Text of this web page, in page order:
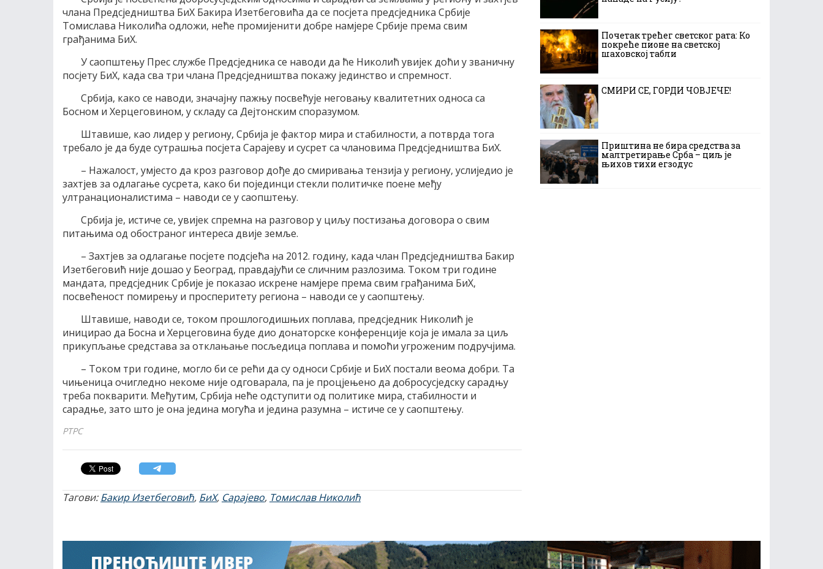
члана Предсједништва БиХ Бакира Изетбеговића да се посјета предсједника Србије
Томислава Николића одложи, неће промијенити добре намјере Србије према свим
грађанима БиХ.
У саопштењу Прес службе Предсједника се наводи да ће Николић увијек доћи у званичну
посјету БиХ, када сва три члана Предсједништва покажу јединство и спремност.
Србија, како се наводи, значајну пажњу посвећује неговању квалитетних односа са
Босном и Херцеговином, у складу са Дејтонским споразумом.
Штавише, као лидер у региону, Србија је фактор мира и стабилности, а потврда тога
требало је да буде сутрашња посјета Сарајеву и сусрет са члановима Предсједништва БиХ.
– Нажалост, умјесто да кроз разговор дође до смиривања тензија у региону, услиједио је
захтјев за одлагање сусрета, како би појединци стекли политичке поене међу
ултранационалистима – наводи се у саопштењу.
Србија је, истиче се, увијек спремна на разговор у циљу постизања договора о свим
питањима од обостраног интереса двије земље.
– Захтјев за одлагање посјете подсјећа на 2012. годину, када члан Предсједништва Бакир
Изетбеговић није дошао у Београд, правдајући се сличним разлозима. Током три године
мандата, предсједник Србије је показао искрене намјере према свим грађанима БиХ,
посвећеност помирењу и просперитету региона – наводи се у саопштењу.
Штавише, наводи се, током прошлогодишњих поплава, предсједник Николић је
иницирао да Босна и Херцеговина буде дио донаторске конференције која је имала за циљ
прикупљање средстава за отклањање посљедица поплава и помоћи угроженим подручјима.
– Током три године, могло би се рећи да су односи Србије и БиХ постали веома добри. Та
чињеница очигледно некоме није одговарала, па је процјењено да добросусједску сарадњу
треба покварити. Међутим, Србија неће одступити од политике мира, стабилности и
сарадње, зато што је она једина могућа и једина разумна – истиче се у саопштењу.
РТРС
Тагови:Бакир Изетбеговић, БиХ, Сарајево, Томислав Николић
Почетак трећег светског рата: Ко
покреће пионе на светској
шаховској табли
СМИРИ СЕ, ГОРДИ ЧОВЈЕЧЕ!
Приштина не бира средства за
малтретирање Срба – циљ је
њихов тихи егзодус